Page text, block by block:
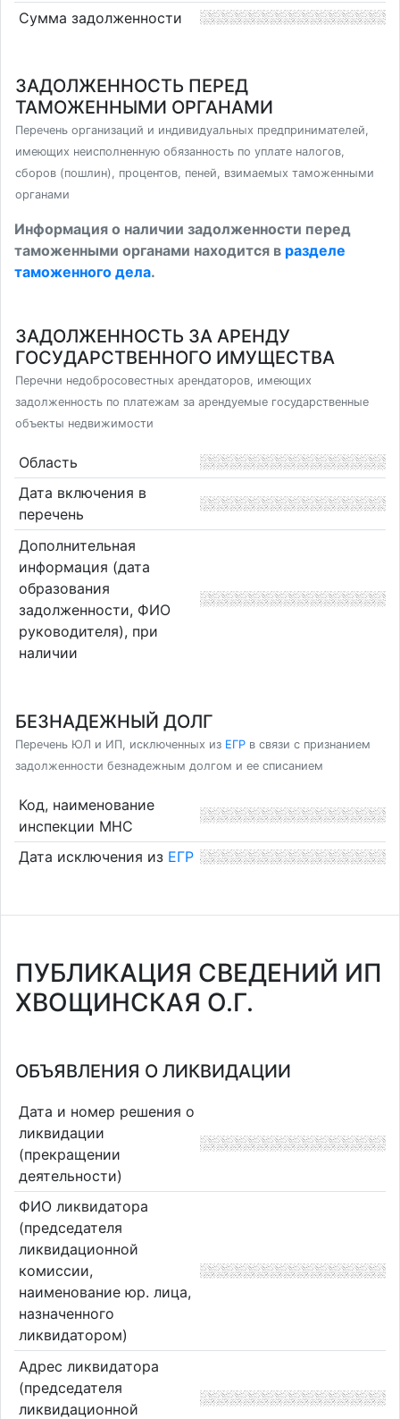
Сумма задолженности
ЗАДОЛЖЕННОСТЬ ПЕРЕД
ТАМОЖЕННЫМИ ОРГАНАМИ
Перечень организаций и индивидуальных предпринимателей,
имеющих неисполненную обязанность по уплате налогов,
сборов (пошлин), процентов, пеней, взимаемых таможенными
органами
Информация о наличии задолженности перед
таможенными органами находится в разделе
таможенного дела.
ЗАДОЛЖЕННОСТЬ ЗА АРЕНДУ
ГОСУДАРСТВЕННОГО ИМУЩЕСТВА
Перечни недобросовестных арендаторов, имеющих
задолженность по платежам за арендуемые государственные
объекты недвижимости
Область
Дата включения в
перечень
Дополнительная
информация (дата
образования
задолженности, ФИО
руководителя), при
наличии
БЕЗНАДЕЖНЫЙ ДОЛГ
Перечень ЮЛ и ИП, исключенных из ЕГР в связи с признанием
задолженности безнадежным долгом и ее списанием
Код, наименование
инспекции МНС
Дата исключения из ЕГР
ПУБЛИКАЦИЯ СВЕДЕНИЙ ИП
ХВОЩИНСКАЯ О.Г.
ОБЪЯВЛЕНИЯ О ЛИКВИДАЦИИ
Дата и номер решения о
ликвидации
(прекращении
деятельности)
ФИО ликвидатора
(председателя
ликвидационной
комиссии,
наименование юр. лица,
назначенного
ликвидатором)
Адрес ликвидатора
(председателя
ликвидационной